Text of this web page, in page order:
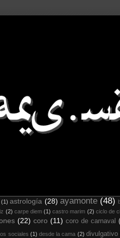
(1) astrología (28) ayamonte (48)
(2) carpe diem (1) castro marim (2) ciclo de
(22) coro (11) coro de carnaval
sociales (1) desde la cama (2) divulgativo